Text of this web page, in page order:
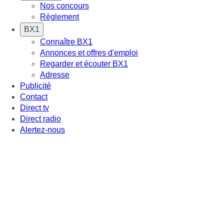
Nos concours
Règlement
BX1
Connaître BX1
Annonces et offres d'emploi
Regarder et écouter BX1
Adresse
Publicité
Contact
Direct tv
Direct radio
Alertez-nous